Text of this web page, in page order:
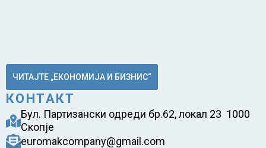
ЧИТАЈТЕ „ЕКОНОМИЈА И БИЗНИС“
КОНТАКТ
Бул. Партизански одреди бр.62, локал 23 1000
Скопје
euromakcompany@gmail.com